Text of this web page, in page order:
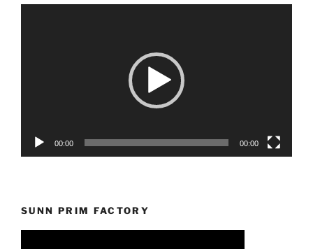
00:00 00:00
SUNN PRIM FACTORY